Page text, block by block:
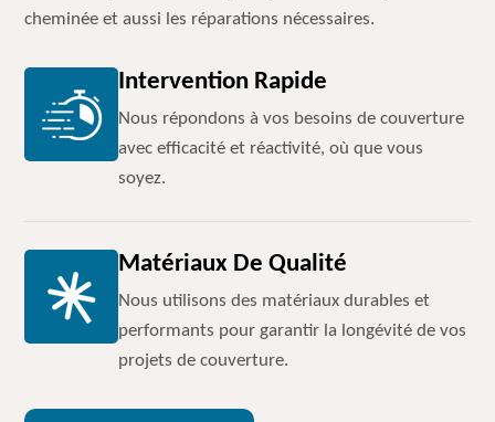
cheminée et aussi les réparations nécessaires.
Intervention Rapide
Nous répondons à vos besoins de couverture
avec efficacité et réactivité, où que vous
soyez.
Matériaux De Qualité
Nous utilisons des matériaux durables et
performants pour garantir la longévité de vos
projets de couverture.